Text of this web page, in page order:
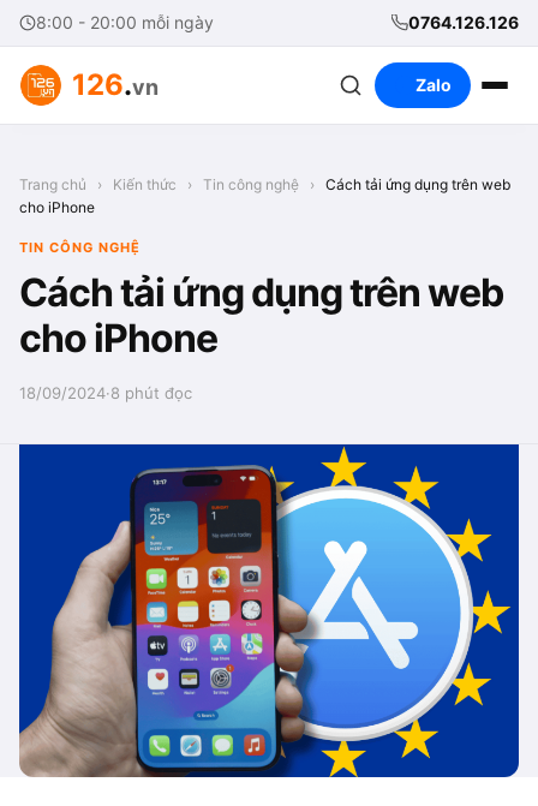
8:00 - 20:00 mỗi ngày 0764.126.126
126.vn Zalo
Trang chủ › Kiến thức › Tin công nghệ › Cách tải ứng dụng trên web
cho iPhone
TIN CÔNG NGHỆ
Cách tải ứng dụng trên web
cho iPhone
18/09/2024·8 phút đọc